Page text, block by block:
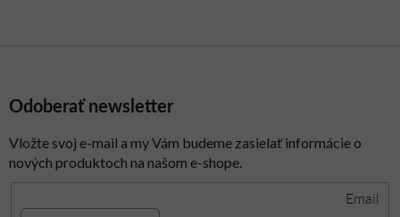
Odoberať newsletter
Vložte svoj e-mail a my Vám budeme zasielať informácie o
nových produktoch na našom e-shope.
Email